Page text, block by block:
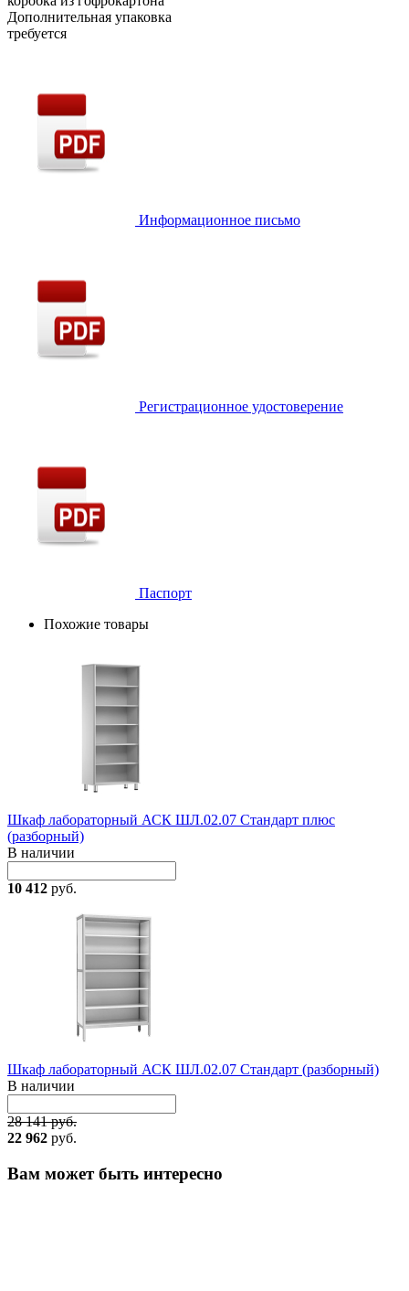
Дополнительная упаковка
требуется
Информационное письмо
Регистрационное удостоверение
Паспорт
Похожие товары
Шкаф лабораторный АСК ШЛ.02.07 Стандарт плюс
(разборный)
В наличии
10 412 руб.
Шкаф лабораторный АСК ШЛ.02.07 Стандарт (разборный)
В наличии
28 141 руб.
22 962 руб.
Вам может быть интересно